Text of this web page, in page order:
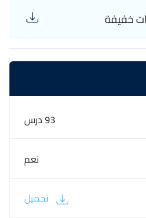
اختيار فكرة مشروع مناسب،
تحديد المعدات الأساسية، وإدارة
وإدارة المخزون بفعالية.
لمشروعات صناعية صغيرة يمكن
الترخيص والتشغيل، مع تقديم
صناعات خفيفة يحقق ربحًا
خفيفة
93 درس
نعم
تحميل